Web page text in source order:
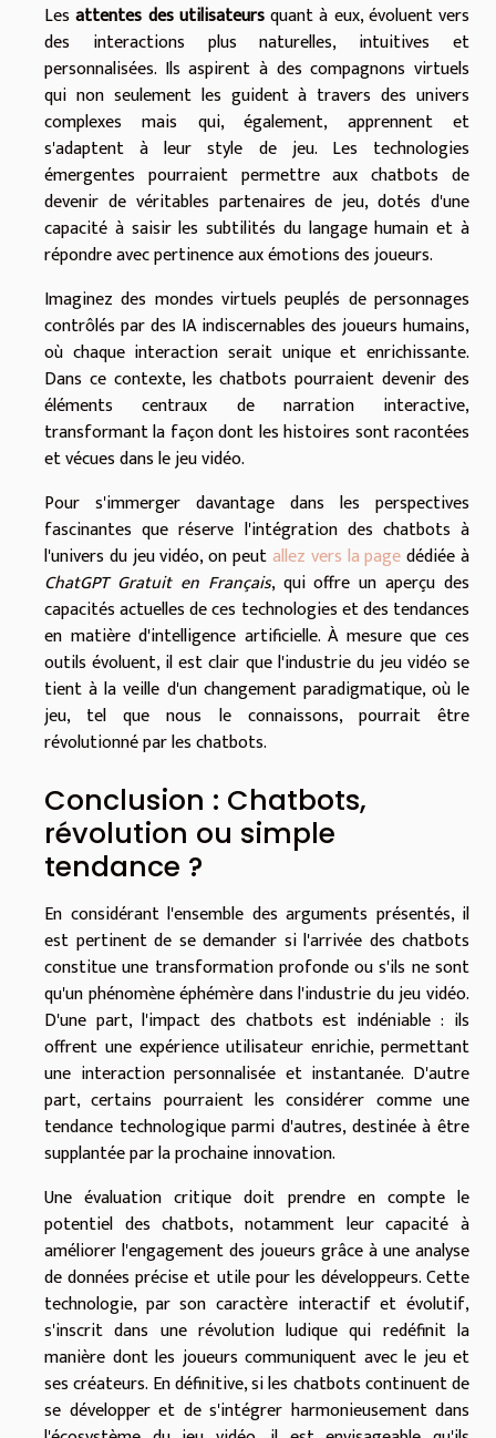
Lesattentes des utilisateursquant à eux, évoluent vers
des interactions plus naturelles, intuitives et
personnalisées. Ils aspirent à des compagnons virtuels
qui non seulement les guident à travers des univers
complexes mais qui, également, apprennent et
s'adaptent à leur style de jeu. Les technologies
émergentes pourraient permettre aux chatbots de
devenir de véritables partenaires de jeu, dotés d'une
capacité à saisir les subtilités du langage humain et à
répondre avec pertinence aux émotions des joueurs.
Imaginez des mondes virtuels peuplés de personnages
contrôlés par des IA indiscernables des joueurs humains,
où chaque interaction serait unique et enrichissante.
Dans ce contexte, les chatbots pourraient devenir des
éléments centraux de narration interactive,
transformant la façon dont les histoires sont racontées
et vécues dans le jeu vidéo.
Pour s'immerger davantage dans les perspectives
fascinantes que réserve l'intégration des chatbots à
l'univers du jeu vidéo, on peutallez vers la pagedédiée à
ChatGPT Gratuit en Français, qui offre un aperçu des
capacités actuelles de ces technologies et des tendances
en matière d'intelligence artificielle. À mesure que ces
outils évoluent, il est clair que l'industrie du jeu vidéo se
tient à la veille d'un changement paradigmatique, où le
jeu, tel que nous le connaissons, pourrait être
révolutionné par les chatbots.
Conclusion : Chatbots,
révolution ou simple
tendance ?
En considérant l'ensemble des arguments présentés, il
est pertinent de se demander si l'arrivée des chatbots
constitue une transformation profonde ou s'ils ne sont
qu'un phénomène éphémère dans l'industrie du jeu vidéo.
D'une part, l'impact des chatbots est indéniable : ils
offrent une expérience utilisateur enrichie, permettant
une interaction personnalisée et instantanée. D'autre
part, certains pourraient les considérer comme une
tendance technologique parmi d'autres, destinée à être
supplantée par la prochaine innovation.
Une évaluation critique doit prendre en compte le
potentiel des chatbots, notamment leur capacité à
améliorer l'engagement des joueurs grâce à une analyse
de données précise et utile pour les développeurs. Cette
technologie, par son caractère interactif et évolutif,
s'inscrit dans une révolution ludique qui redéfinit la
manière dont les joueurs communiquent avec le jeu et
ses créateurs. En définitive, si les chatbots continuent de
se développer et de s'intégrer harmonieusement dans